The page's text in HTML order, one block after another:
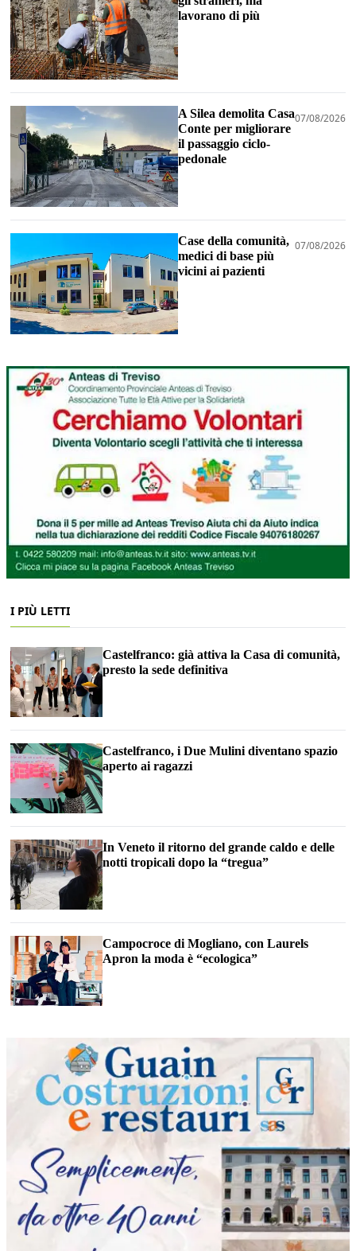
lavorano di più
A Silea demolita Casa
Conte per migliorare
il passaggio ciclo-
pedonale
07/08/2026
Case della comunità,
medici di base più
vicini ai pazienti
07/08/2026
I PIÙ LETTI
Castelfranco: già attiva la Casa di comunità,
presto la sede definitiva
Castelfranco, i Due Mulini diventano spazio
aperto ai ragazzi
In Veneto il ritorno del grande caldo e delle
notti tropicali dopo la “tregua”
Campocroce di Mogliano, con Laurels
Apron la moda è “ecologica”